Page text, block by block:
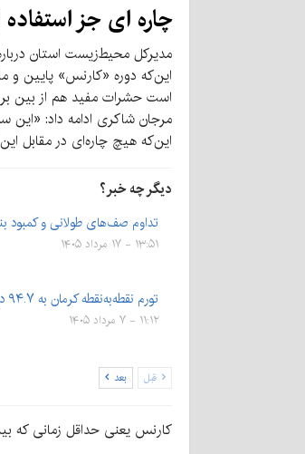
چاره ای جز
مدیرکل محیط‌زیست استان
این‌که دوره «کارنس» پایین و
است حشرات مفید هم از بین
مرجان شاکری ادامه داد: «این
این‌که هیچ چاره‌ای در مقابل
دیگر چه خبر؟
تداوم صف‌های طولانی و کمبود
۱۳:۵۱ - ۱۷ مرداد ۱۴۰۵
تورم نقطه‌به‌نقطه کرمان به ۹۴.۷ درصد رسید
۱۱:۱۲ - ۷ مرداد ۱۴۰۵
قبل بعد
کارنس یعنی حداقل زمانی که